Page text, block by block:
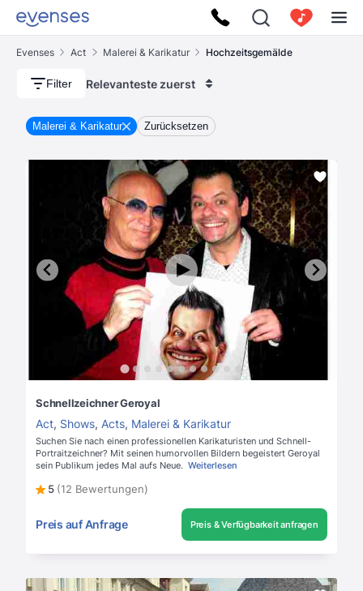
Evenses Act Malerei & Karikatur Hochzeitsgemälde
Filter Relevanteste zuerst
Malerei & Karikatur Zurücksetzen
Schnellzeichner Geroyal
Act, Shows, Acts, Malerei & Karikatur
Suchen Sie nach einen professionellen Karikaturisten und Schnell-
Portraitzeichner? Mit seinen humorvollen Bildern begeistert Geroyal
sein Publikum jedes Mal aufs Neue. Weiterlesen
5 (12 Bewertungen)
Preis auf Anfrage Preis & Verfügbarkeit anfragen